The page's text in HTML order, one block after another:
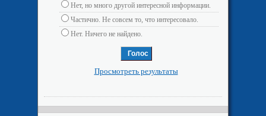
Нет, но много другой интересной информации.
Частично. Не совсем то, что интересовало.
Нет. Ничего не найдено.
Просмотреть результаты